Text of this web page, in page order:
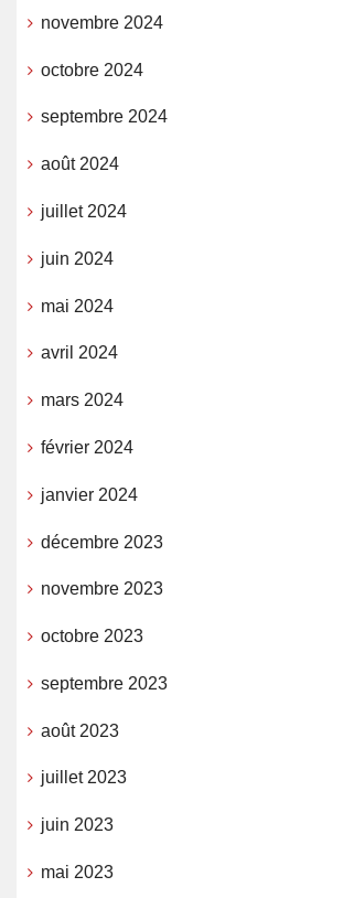
novembre 2024
octobre 2024
septembre 2024
août 2024
juillet 2024
juin 2024
mai 2024
avril 2024
mars 2024
février 2024
janvier 2024
décembre 2023
novembre 2023
octobre 2023
septembre 2023
août 2023
juillet 2023
juin 2023
mai 2023